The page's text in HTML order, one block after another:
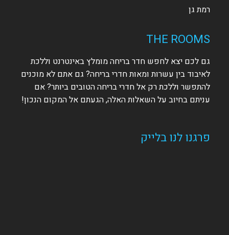
רמת גן
THE ROOMS
גם לכם יצא לחפש חדר בריחה מומלץ באינטרנט וללכת
לאיבוד בין עשרות ומאות חדרי בריחה? גם אתם לא מוכנים
להתפשר וללכת רק אל חדרי בריחה הטובים ביותר? אם
עניתם בחיוב על השאלות האלה, הגעתם אל המקום הנכון!
פרגנו לנו בלייק